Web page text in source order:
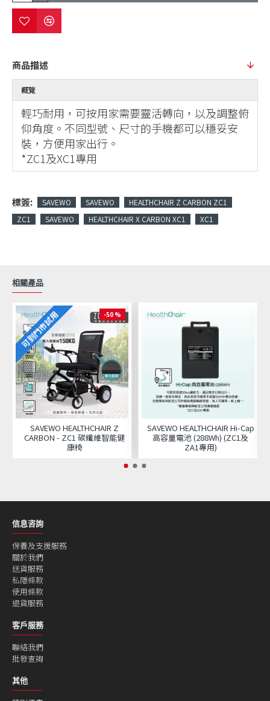
商品描述
概覽
輕巧耐用，可按用家需要靈活轉向，以及調整俯
仰角度。不同型號、尺寸的手機都可以穩妥安
裝，方便用家出行。
*ZC1及XC1專用
標簽: SAVEWO SAVEWO
HEALTHCHAIR Z CARBON ZC1
ZC1
SAVEWO HEALTHCHAIR X CARBON XC1 XC1
相關產品
可到門市試用 -50 %
SAVEWO HEALTHCHAIR Z
CARBON - ZC1 碳纖維智能健
康椅
SAVEWO HEALTHCHAIR Hi-Cap
高容量電池 (288Wh) (ZC1及
ZA1專用)
信息咨詢
保養及支援服務
關於我們
送貨服務
私隱條款
使用條款
退貨服務
客戶服務
聯絡我們
批發查詢
其他